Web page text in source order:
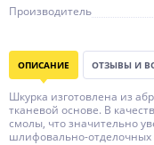
Производитель
ОПИСАНИЕ ОТЗЫВЫ И
Шкурка изготовлена из
тканевой основе. В
смолы, что значительно
шлифовально-отделочных